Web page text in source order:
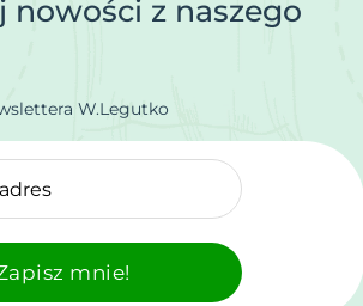
nowości z naszego
W.Legutko
mnie!